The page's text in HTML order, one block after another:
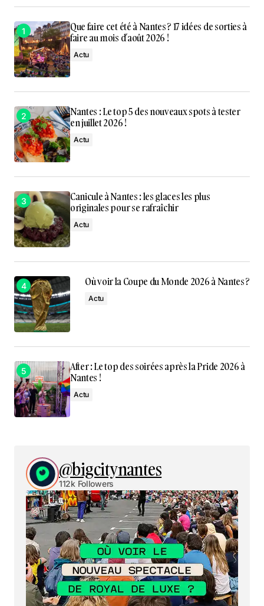
Que faire cet été à Nantes ? 17 idées de sorties à
faire au mois d’août 2026 !
Actu
Nantes : Le top 5 des nouveaux spots à tester
en juillet 2026 !
Actu
Canicule à Nantes : les glaces les plus
originales pour se rafraîchir
Actu
Où voir la Coupe du Monde 2026 à Nantes ?
Actu
After : Le top des soirées après la Pride 2026 à
Nantes !
Actu
@bigcitynantes
112k Followers